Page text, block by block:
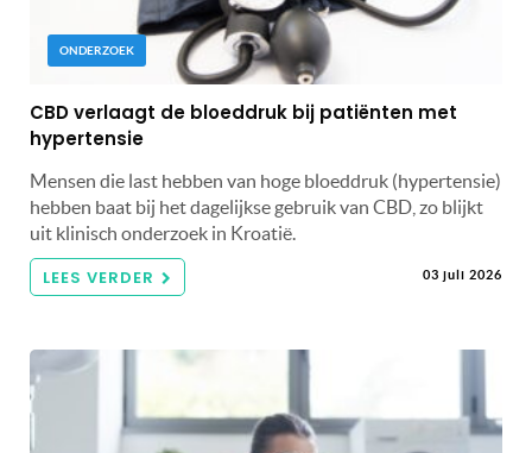
ONDERZOEK
CBD verlaagt de bloeddruk bij patiënten met
hypertensie
Mensen die last hebben van hoge bloeddruk (hypertensie)
hebben baat bij het dagelijkse gebruik van CBD, zo blijkt
uit klinisch onderzoek in Kroatië.
LEES VERDER 03 juli 2026